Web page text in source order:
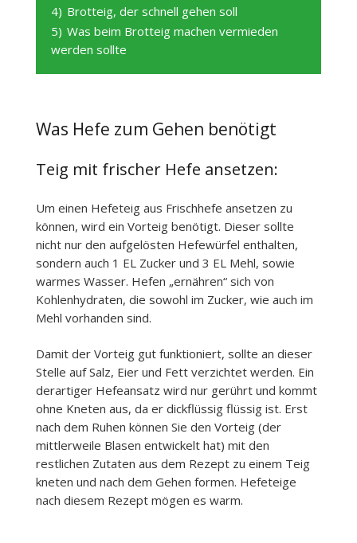
4) Brotteig, der schnell gehen soll
5) Was beim Brotteig machen vermieden
werden sollte
Was Hefe zum Gehen benötigt
Teig mit frischer Hefe ansetzen:
Um einen Hefeteig aus Frischhefe ansetzen zu
können, wird ein Vorteig benötigt. Dieser sollte
nicht nur den aufgelösten Hefewürfel enthalten,
sondern auch 1 EL Zucker und 3 EL Mehl, sowie
warmes Wasser. Hefen „ernähren“ sich von
Kohlenhydraten, die sowohl im Zucker, wie auch im
Mehl vorhanden sind.
Damit der Vorteig gut funktioniert, sollte an dieser
Stelle auf Salz, Eier und Fett verzichtet werden. Ein
derartiger Hefeansatz wird nur gerührt und kommt
ohne Kneten aus, da er dickflüssig flüssig ist. Erst
nach dem Ruhen können Sie den Vorteig (der
mittlerweile Blasen entwickelt hat) mit den
restlichen Zutaten aus dem Rezept zu einem Teig
kneten und nach dem Gehen formen. Hefeteige
nach diesem Rezept mögen es warm.